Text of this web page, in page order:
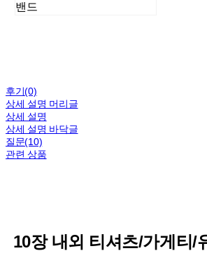
밴드
후기(0)
상세 설명 머리글
상세 설명
상세 설명 바닥글
질문(10)
관련 상품
10장 내외 티셔츠/가게티/